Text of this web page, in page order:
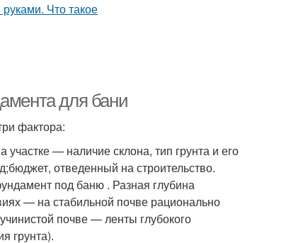
для бани
фактора:
участке — наличие склона, тип грунта и его
отведенный на строительство.
под баню . Разная глубина
— на стабильной почве рационально
почве — ленты глубокого
грунта).